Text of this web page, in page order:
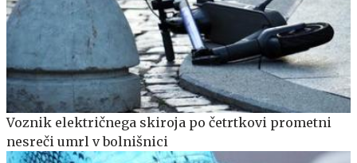
Voznik električnega skiroja po četrtkovi prometni
nesreči umrl v bolnišnici